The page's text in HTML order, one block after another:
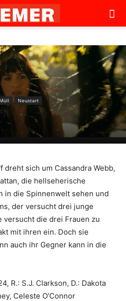
Müll Neustart
dreht sich um Cassandra Webb,
die hellseherische
in die Spinnenwelt sehen und
der versucht drei junge
versucht die drei Frauen zu
mit ihren ein. Doch sie
auch ihr Gegner kann in die
R.: S.J. Clarkson, D.: Dakota
Celeste O’Connor